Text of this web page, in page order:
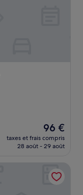
Le
nouveau
prix
de
96 €
96 €
taxes et frais compris
28 août - 29 août